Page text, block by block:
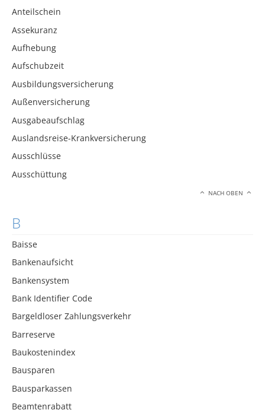
Anteilschein
Assekuranz
Aufhebung
Aufschubzeit
Ausbildungsversicherung
Außenversicherung
Ausgabeaufschlag
Auslandsreise-Krankversicherung
Ausschlüsse
Ausschüttung
NACH OBEN
B
Baisse
Bankenaufsicht
Bankensystem
Bank Identifier Code
Bargeldloser Zahlungsverkehr
Barreserve
Baukostenindex
Bausparen
Bausparkassen
Beamtenrabatt